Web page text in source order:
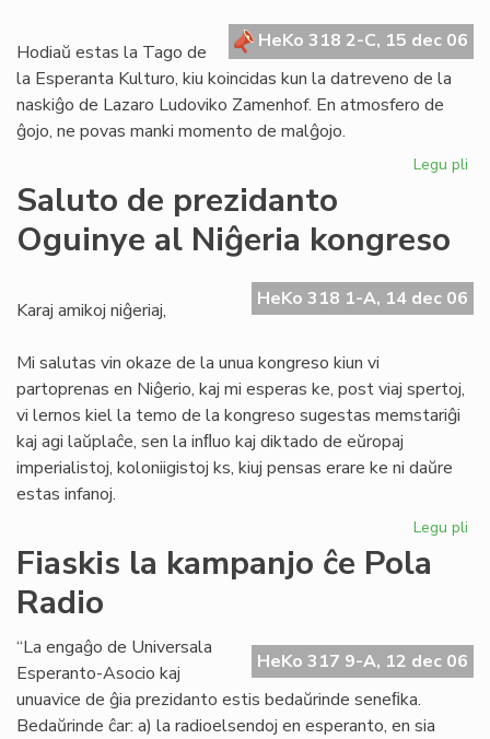
en
HeKo 318 2-C, 15 dec 06
Hodiaŭ estas la Tago de
la Esperanta Kulturo, kiu koincidas kun la datreveno de la
naskiĝo de Lazaro Ludoviko Zamenhof. En atmosfero de
ĝojo, ne povas manki momento de malĝojo.
Legu pli
de
Saluto de prezidanto
Oguinye al Niĝeria kongreso
HeKo 318 1-A, 14 dec 06
Karaj amikoj niĝeriaj,
Mi salutas vin okaze de la unua kongreso kiun vi
partoprenas en Niĝerio, kaj mi esperas ke, post viaj spertoj,
vi lernos kiel la temo de la kongreso sugestas memstariĝi
kaj agi laŭplaĉe, sen la inﬂuo kaj diktado de eŭropaj
imperialistoj, koloniigistoj ks, kiuj pensas erare ke ni daŭre
estas infanoj.
Legu pli
al
Fiaskis la kampanjo ĉe Pola
Radio
HeKo 317 9-A, 12 dec 06
“La engaĝo de Universala
Esperanto-Asocio kaj
unuavice de ĝia prezidanto estis bedaŭrinde seneﬁka.
Bedaŭrinde ĉar: a) la radioelsendoj en esperanto, en sia